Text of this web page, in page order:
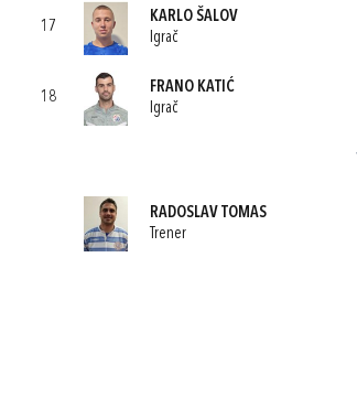
17
KARLO ŠALOV
Igrač
18
FRANO KATIĆ
Igrač
RADOSLAV TOMAS
Trener